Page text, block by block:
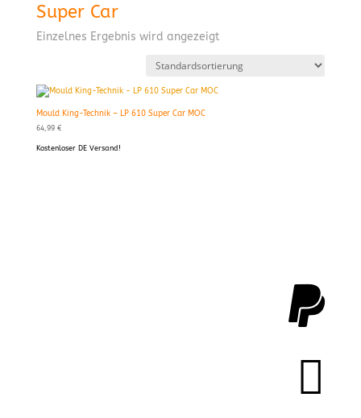
Super Car
Einzelnes Ergebnis wird angezeigt
Mould King-Technik – LP 610 Super Car MOC
64,99 €
Kostenloser DE Versand!

